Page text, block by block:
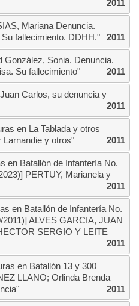
2011
Mariana Denuncia.
fallecimiento. DDHH."
2011
González, Sonia. Denuncia.
Su fallecimiento"
2011
Carlos, su denuncia y
2011
en La Tablada y otros
Larnandie y otros"
2011
en Batallón de Infantería No.
PERTUY, Marianela y
2011
en Batallón de Infantería No.
ALVES GARCIA, JUAN
SERGIO Y LEITE
2011
en Batallón 13 y 300
LLANO; Orlinda Brenda
2011